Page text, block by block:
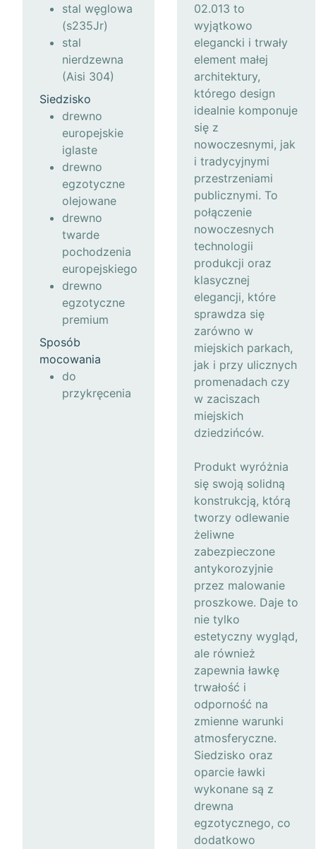
stal węglowa
(s235Jr)
stal
nierdzewna
(Aisi 304)
Siedzisko
drewno
europejskie
iglaste
drewno
egzotyczne
olejowane
drewno
twarde
pochodzenia
europejskiego
drewno
egzotyczne
premium
Sposób
mocowania
do
przykręcenia
02.013 to
wyjątkowo
elegancki i trwały
element małej
architektury,
którego design
idealnie komponuje
się z
nowoczesnymi, jak
i tradycyjnymi
przestrzeniami
publicznymi. To
połączenie
nowoczesnych
technologii
produkcji oraz
klasycznej
elegancji, które
sprawdza się
zarówno w
miejskich parkach,
jak i przy ulicznych
promenadach czy
w zaciszach
miejskich
dziedzińców.
Produkt wyróżnia
się swoją solidną
konstrukcją, którą
tworzy odlewanie
żeliwne
zabezpieczone
antykorozyjnie
przez malowanie
proszkowe. Daje to
nie tylko
estetyczny wygląd,
ale również
zapewnia ławkę
trwałość i
odporność na
zmienne warunki
atmosferyczne.
Siedzisko oraz
oparcie ławki
wykonane są z
drewna
egzotycznego, co
dodatkowo